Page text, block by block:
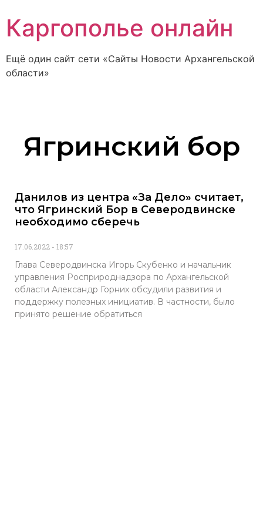
Каргополье онлайн
Ещё один сайт сети «Сайты Новости Архангельской
области»
Ягринский бор
Данилов из центра «За Дело» считает,
что Ягринский Бор в Северодвинске
необходимо сберечь
17.06.2022 18:57
Глава Северодвинска Игорь Скубенко и начальник
управления Росприроднадзора по Архангельской
области Александр Горних обсудили развития и
поддержку полезных инициатив. В частности, было
принято решение обратиться